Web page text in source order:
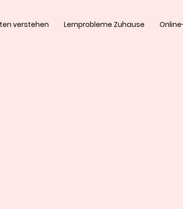
verstehen Lernprobleme Zuhause